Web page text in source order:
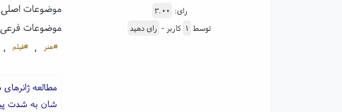
رای: ۳.۰۰
توسط ۱ کاربر - رای دهید
موضوعات
موضوعات
#هنر ، #فیلم ،
مطالعه
شان به شدت